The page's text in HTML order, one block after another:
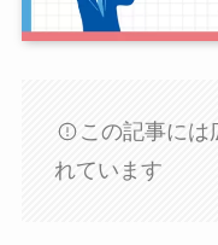
この記事には
れています